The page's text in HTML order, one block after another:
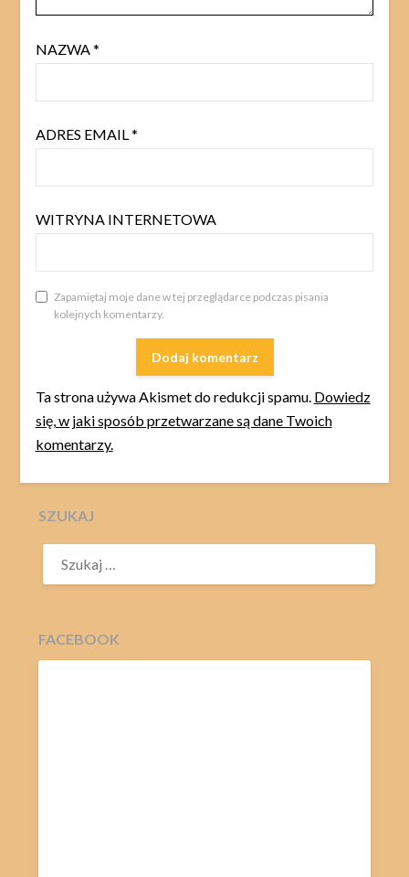
NAZWA*
ADRES EMAIL*
WITRYNA INTERNETOWA
Zapamiętaj moje dane w tej przeglądarce podczas pisania
kolejnych komentarzy.
Ta strona używa Akismet do redukcji spamu. Dowiedz
się, w jaki sposób przetwarzane są dane Twoich
komentarzy.
SZUKAJ
SZUKAJ:
FACEBOOK